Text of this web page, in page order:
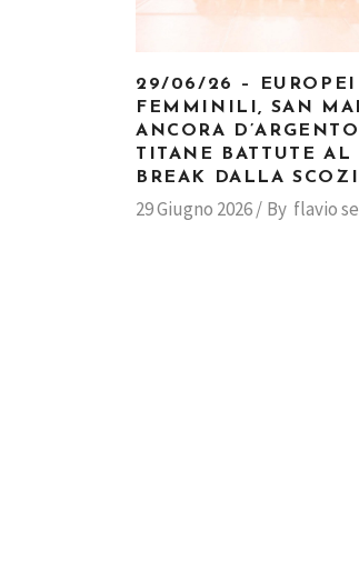
29/06/26 – EUROPEI
FEMMINILI, SAN
ANCORA
TITANE BATTUTE AL
BREAK DALLA
29 Giugno 2026 By flavio